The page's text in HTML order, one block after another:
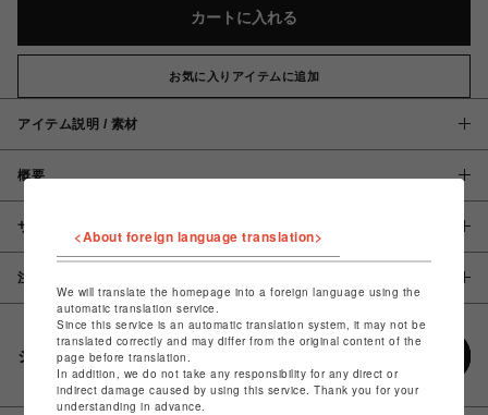
カートに入れる
お気に入りアイテムに追加
アイテム説明 / 素材
概要
サイズ
注意事項
シェアする
<About foreign language translation>
We will translate the homepage into a foreign language using the
automatic translation service.
Since this service is an automatic translation system, it may not be
translated correctly and may differ from the original content of the
page before translation.
In addition, we do not take any responsibility for any direct or
indirect damage caused by using this service. Thank you for your
understanding in advance.